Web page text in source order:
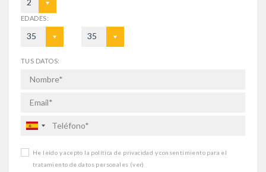
EDADES:
35 35
TUS DATOS:
He leído y acepto la política de privacidad y consentimiento para el
tratamiento de datos personales (ver)